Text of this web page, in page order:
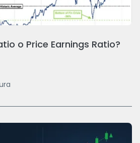
o Price Earnings Ratio?